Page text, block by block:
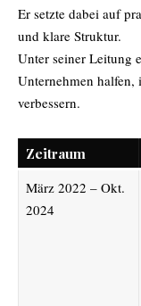
Er setzte dabei auf
und klare Struktur.
Unter seiner Leitung
Unternehmen halfen,
verbessern.
Zeitraum
März 2022 – Okt.
2024